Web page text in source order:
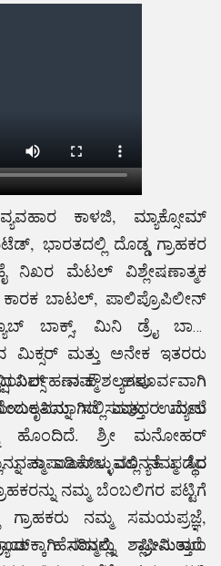
ಕಾಳಜಿ, ಮ್ಯಾಕ್ಸೋಮ್
ಭಾರತದಲ್ಲಿ ದೊಡ್ಡ ಗ್ರಾಹಕರ
ನಿಖರ ಮೆಟಲ್ ವಿಶ್ಲೇಷಣಾತ್ಮಕ
ಬಾಟಲ್, ಪಾಲಿಪ್ರೊಪಿಲೀನ್
ಬಾಕ್ಸ್, ಮಿನಿ ಡ್ರೈ ಬಾತ್
ಮಿಕ್ಸರ್ ಮತ್ತು ಅನೇಕ ಇತರರು
ನಮ್ಮ ಅಪೂರ್ವವಾಗಿ
ಮತ್ತು ಉದ್ಯಮ
ಹೊಂದಿದೆ. ಶ್ರೀ ಮನೋಹರ್
ನಮ್ಮ ಐಎಸ್ಒ ಮಾನ್ಯತೆ ಪಡೆದ
ನಮ್ಮ ಬೆಂಬಲಿಗರ ಪಟ್ಟಿಗೆ
ಗ್ರಾಹಕರು ನಮ್ಮ ಸಮಯಪ್ರಜ್ಞೆ,
ನಮ್ಮನ್ನು ಶ್ಲಾಘಿಸುತ್ತಾರೆ.
ನಿರ್ವಹಣಾ ಕೌಶಲ್ಯಗಳು
ಸಲ್ಲಿಸುವುದರ ಮೇಲೆ
ಕಾಪಾಡಿಕೊಳ್ಳುವಲ್ಲಿ ನಮ್ಮ ಸ್ಥಿರ
ಹೆಸರಿನಲ್ಲಿ, ಪ್ರೀಮಿಯಂ